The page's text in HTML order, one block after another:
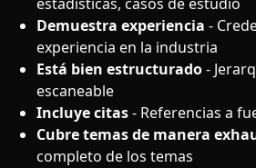
Demuestra experiencia -
experiencia en la industria
Está bien estructurado-
escaneable
Incluye citas- Referencias a
Cubre temas de manera
completo de los temas